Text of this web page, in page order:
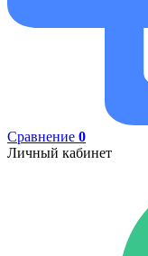
Сравнение 0
Личный кабинет